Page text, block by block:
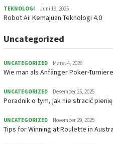
TEKNOLOGI Juni 19, 2025
Robot Ai: Kemajuan Teknologi 4.0
Uncategorized
UNCATEGORIZED Maret 4, 2026
Wie man als Anfänger Poker-
UNCATEGORIZED Desember 25, 2025
Poradnik o tym, jak nie stracić
UNCATEGORIZED November 29, 2025
Tips for Winning at Roulette in